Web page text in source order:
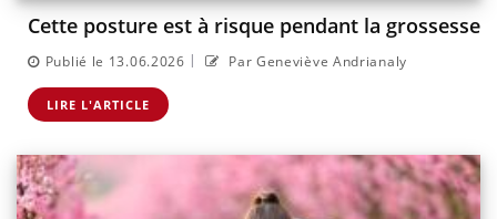
Cette posture est à risque pendant la grossesse
Publié le 13.06.2026 | Par Geneviève Andrianaly
LIRE L'ARTICLE